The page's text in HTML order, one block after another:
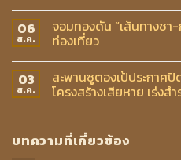
06
ส.ค.
จอมทองดัน “เส้นทางช
ท่องเที่ยว
03
ส.ค.
สะพานซูตองเป้ประกาศ
โครงสร้างเสียหาย เร่ง
บทความที่เกี่ยวข้อง